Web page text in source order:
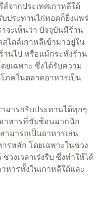
ส์จากประเทศเกาหลีใต้
ประทานไก่ทอดก็ยิ่งแพร่
จะเห็นว่า ปัจจุบันมีร้าน
ไตล์เกาหลีเข้ามาอยู่ใน
านไป หรือแม้กระทั่งร้าน
ยเฉพาะ ซึ่งได้รับความ
ภคในตลาดอาหารเป็น
ารถรับประทานได้ทุกๆ
อาหารที่ซับซ้อนมากนัก
มารถเป็นอาหารเล่น
รหลัก โดยเฉพาะในช่วง
วงเวลาเร่งรีบ ซึ่งทำให้ได้
หารทั้งในเกาหลีใต้และ